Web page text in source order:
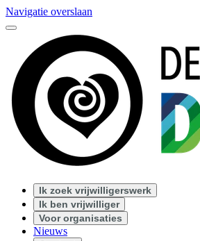
Navigatie overslaan
Ik zoek vrijwilligerswerk
Ik ben vrijwilliger
Voor organisaties
Nieuws